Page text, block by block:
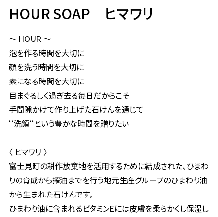
HOUR SOAP ヒマワリ
～ HOUR ～
泡を作る時間を大切に
顔を洗う時間を大切に
素になる時間を大切に
目まぐるしく過ぎ去る毎日だからこそ
手間隙かけて作り上げた石けんを通じて
‘‘洗顔‘‘という豊かな時間を贈りたい
〈 ヒマワリ 〉
富士見町の耕作放棄地を活用するために結成された、ひまわ
りの育成から搾油までを行う地元生産グループのひまわり油
から生まれた石けんです。
ひまわり油に含まれるビタミンEには皮膚を柔らかくし保湿し